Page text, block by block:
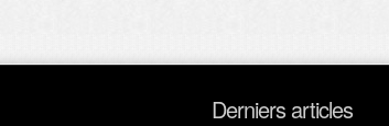
Derniers articles